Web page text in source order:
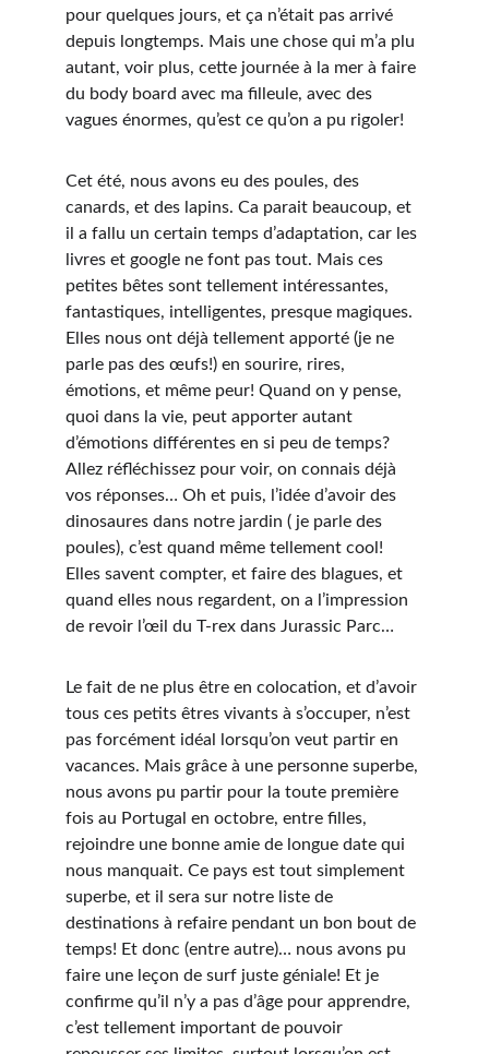
pour quelques jours, et ça n’était pas arrivé
depuis longtemps. Mais une chose qui m’a plu
autant, voir plus, cette journée à la mer à faire
du body board avec ma filleule, avec des
vagues énormes, qu’est ce qu’on a pu rigoler!
Cet été, nous avons eu des poules, des
canards, et des lapins. Ca parait beaucoup, et
il a fallu un certain temps d’adaptation, car les
livres et google ne font pas tout. Mais ces
petites bêtes sont tellement intéressantes,
fantastiques, intelligentes, presque magiques.
Elles nous ont déjà tellement apporté (je ne
parle pas des œufs!) en sourire, rires,
émotions, et même peur! Quand on y pense,
quoi dans la vie, peut apporter autant
d’émotions différentes en si peu de temps?
Allez réfléchissez pour voir, on connais déjà
vos réponses… Oh et puis, l’idée d’avoir des
dinosaures dans notre jardin ( je parle des
poules), c’est quand même tellement cool!
Elles savent compter, et faire des blagues, et
quand elles nous regardent, on a l’impression
de revoir l’œil du T-rex dans Jurassic Parc…
Le fait de ne plus être en colocation, et d’avoir
tous ces petits êtres vivants à s’occuper, n’est
pas forcément idéal lorsqu’on veut partir en
vacances. Mais grâce à une personne superbe,
nous avons pu partir pour la toute première
fois au Portugal en octobre, entre filles,
rejoindre une bonne amie de longue date qui
nous manquait. Ce pays est tout simplement
superbe, et il sera sur notre liste de
destinations à refaire pendant un bon bout de
temps! Et donc (entre autre)… nous avons pu
faire une leçon de surf juste géniale! Et je
confirme qu’il n’y a pas d’âge pour apprendre,
c’est tellement important de pouvoir